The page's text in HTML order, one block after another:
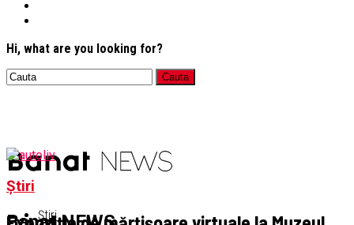
Hi, what are you looking for?
Știri
Știri